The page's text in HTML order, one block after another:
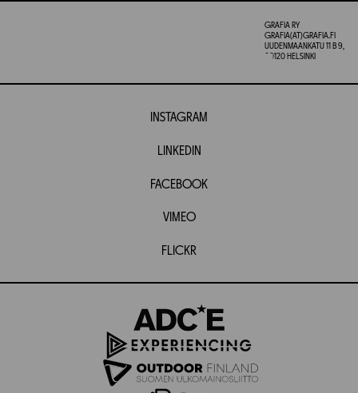
GRAFIA RY
GRAFIA(AT)GRAFIA.FI
UUDENMAANKATU 11 B 9,
00120 HELSINKI
INSTAGRAM
LINKEDIN
FACEBOOK
VIMEO
FLICKR